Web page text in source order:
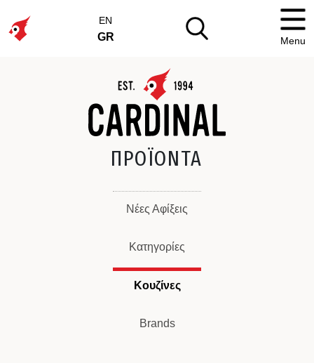
EN
GR Menu
ΠΡΟΪΟΝΤΑ
Νέες Αφίξεις
Κατηγορίες
Κουζίνες
Brands